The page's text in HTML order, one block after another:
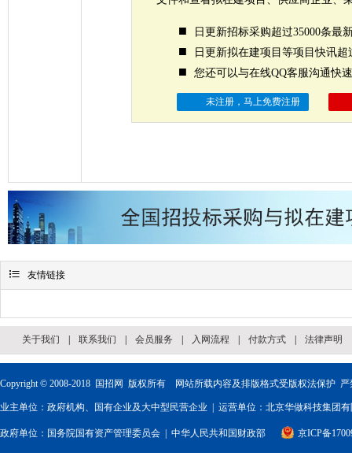
■ 日更新招标采购超过35000条最
■ 日更新拟在建项目等项目快讯超
■ 您还可以与在线QQ客服沟通快
未注册，马上免费注册
 友情链接
关于我们 联系我们 会员服务 入网流程 付款方式 法律声明
Copyright © 2008-2018 国招网 版权所有 网站所载内容及排版格式受版权法保护 严
业主单位：政府机构、国有企业及大中型民营企业 | 运营单位：北京华做科技集团
政府单位： 国务院国有资产管理委员会 中华人民共和国财政部 京ICP备